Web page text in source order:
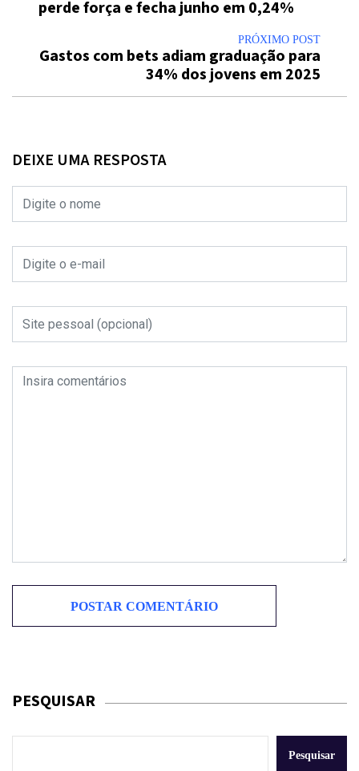
perde força e fecha junho em 0,24%
PRÓXIMO POST
Gastos com bets adiam graduação para
34% dos jovens em 2025
DEIXE UMA RESPOSTA
PESQUISAR
Pesquisar